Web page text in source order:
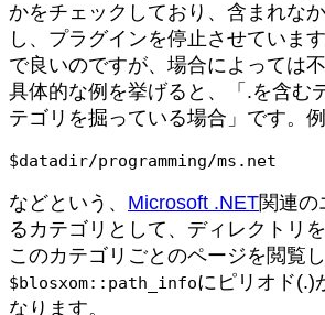
かをチェックしており、含まれな
し、プラグインを停止させていま
で良いのですが、場合によっては
具体的な例を挙げると、「.を含む
テゴリを掘っている場合」です。例
$datadir/programming/ms.net
などという、 Microsoft .NET関連の
るカテゴリとして、ディレクトリ
このカテゴリごとのページを閲覧
$blosxom::path_infoにピリオド(.)
なります。